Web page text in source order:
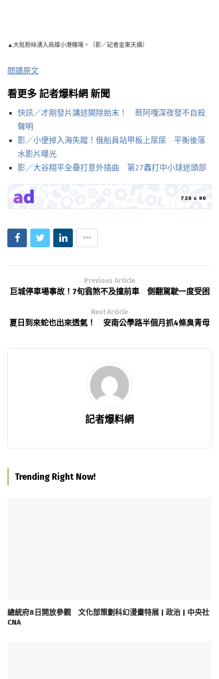
▲大批粉絲湧入高雄小港機場。（影／記者金東天攝）
閱讀原文
看更多 記者爆料網 新聞
快訊／才剛發片講述開除始末！ 蔡阿嘎深夜發不自殺
聲明
影／小便掉入海失蹤！俄船員站甲板上尿尿 平衡後落
水影片曝光
影／大谷翔平全壘打意外插曲 第27轟打中小球迷頭部
Previous Article
巨城停車場事故！7旬翁煞不及撞前車 側翻駕駛一度受困
Next Article
夏日到來蛇也出來透氣！ 安南公學路半個月抓4條臭青母
記者爆料網
Trending Right Now!
總統府8日開放參觀 文化部策劃科幻漫畫特展 | 政治 | 中央社
CNA